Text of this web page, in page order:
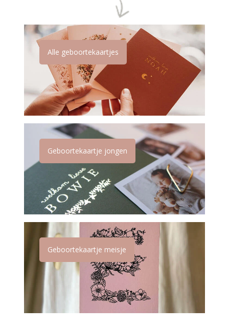
Alle geboortekaartjes
Geboortekaartje jongen
Geboortekaartje meisje